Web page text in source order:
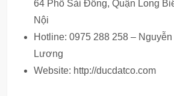
64 Phố Sài Đồng, Quận Long
Nội
Hotline: 0975 288 258 – Nguyễn
Lương
Website: http://ducdatco.com